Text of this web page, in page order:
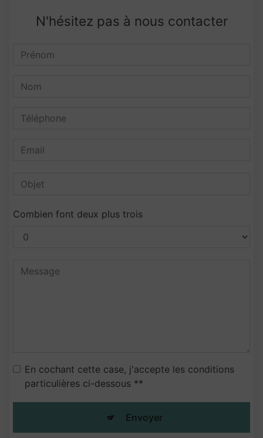
N'hésitez pas à nous contacter
Combien font deux plus trois
En cochant cette case, j'accepte les conditions
particulières ci-dessous **
Envoyer